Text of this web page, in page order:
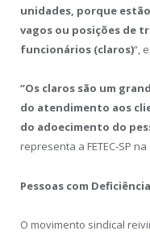
unidades, porque
vagos ou posições de
funcionários (claros)“,
“Os claros são um
do atendimento aos
do adoecimento do
representa a FETEC-SP na
Pessoas com
O movimento sindical